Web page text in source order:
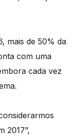
mais de 50% da
com uma
cada vez
2017”,